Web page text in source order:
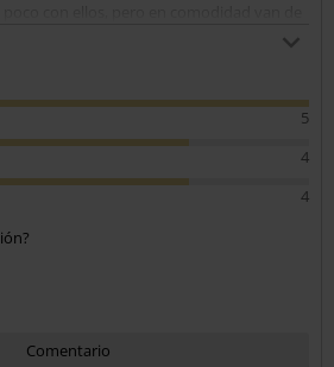
es que parecen polipiel enlas fotos,
5
4
4
Comentario